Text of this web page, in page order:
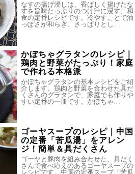
なすの揚げ浸しは、香ばしく揚げたな
すを旨味たっぷりのつけ汁に浸す、和
食の定番レシピです。冷やすことで油
っぽさが和らぎ、さっぱりとし…
かぼちゃグラタンのレシピ｜
鶏肉と野菜がたっぷり！家庭
で作れる本格派
かぼちゃグラタンの基本レシピをご紹
介します。鶏肉と野菜を合わせた具だ
くさんのグラタンで、家庭でも作りや
すい定番の一皿です。かぼちゃ…
ゴーヤスープのレシピ｜中国
の定番「苦瓜湯」をアレン
ジ！簡単＆具だくさん
ゴーヤと豚肉を組み合わせた、具だく
さんで食べ応えのあるゴーヤスープの
レシピです。中国の定番スープ「苦瓜